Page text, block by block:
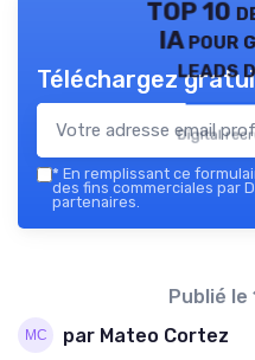
TOP 10
IA pour
leads
Digital
Téléchargez
* En remplissant ce
des fins commerciales par
partenaires.
Publié le
par Mateo Cortez